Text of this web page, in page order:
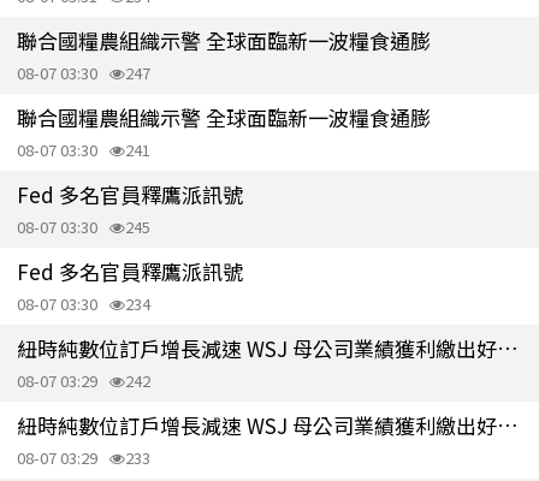
聯合國糧農組織示警 全球面臨新一波糧食通膨
08-07 03:30 247
聯合國糧農組織示警 全球面臨新一波糧食通膨
08-07 03:30 241
Fed 多名官員釋鷹派訊號
08-07 03:30 245
Fed 多名官員釋鷹派訊號
08-07 03:30 234
紐時純數位訂戶增長減速 WSJ 母公司業績獲利繳出好成績
08-07 03:29 242
紐時純數位訂戶增長減速 WSJ 母公司業績獲利繳出好成績
08-07 03:29 233